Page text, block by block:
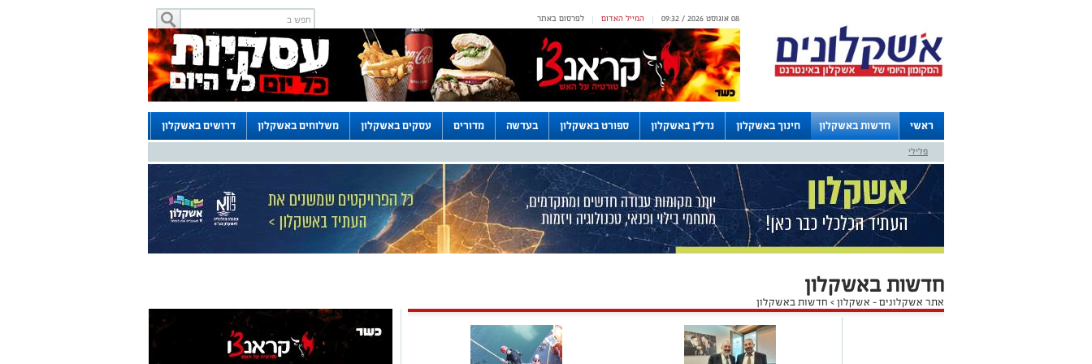
לפרסום באתר | המייל האדום | 08 אוגוסט 2026 / 09:32
ראשי חדשות באשקלון חינוך באשקלון נדל"ן באשקלון ספורט באשקלון בעדשה מדורים עסקים באשקלון משלוחים באשקלון דרושים באשקלון
לוחות
פלילי
חדשות באשקלון
אתר אשקלונים - אשקלון> חדשות באשקלון